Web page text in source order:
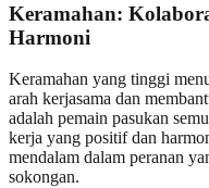
Keramahan:
Harmoni
Keramahan yang tinggi
arah kerjasama dan
adalah pemain pasukan
kerja yang positif dan
mendalam dalam peranan
sokongan.